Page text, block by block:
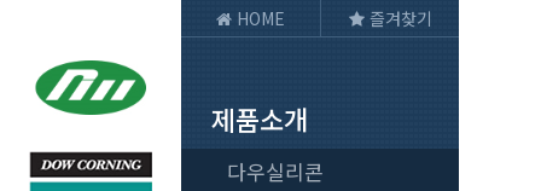
다우실리콘
HOME 즐겨찾기
제품소개
다우실리콘